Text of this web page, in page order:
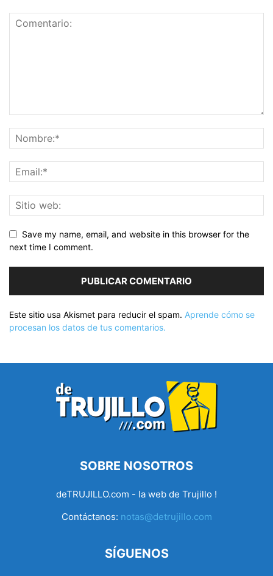
Save my name, email, and website in this browser for the
next time I comment.
Este sitio usa Akismet para reducir el spam. Aprende cómo se
procesan los datos de tus comentarios.
SOBRE NOSOTROS
deTRUJILLO.com - la web de Trujillo !
Contáctanos: notas@detrujillo.com
SÍGUENOS